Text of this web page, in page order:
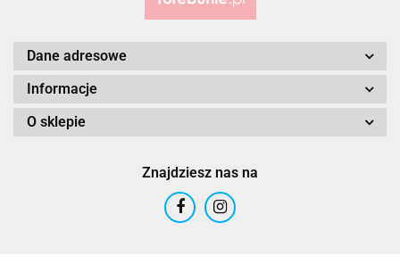
Dane adresowe
Informacje
O sklepie
Znajdziesz nas na